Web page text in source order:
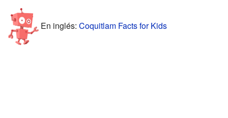
En inglés: Coquitlam Facts for Kids